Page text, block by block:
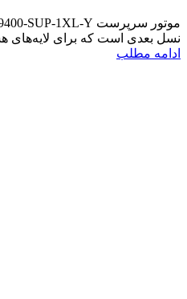
نسل بعدی است که برای لایه‌های
ادامه مطلب